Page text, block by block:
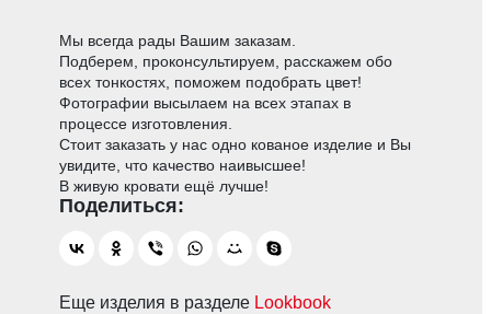
Мы всегда рады Вашим заказам.
Подберем, проконсультируем, расскажем обо
всех тонкостях, поможем подобрать цвет!
Фотографии высылаем на всех этапах в
процессе изготовления.
Стоит заказать у нас одно кованое изделие и Вы
увидите, что качество наивысшее!
В живую кровати ещё лучше!
Еще изделия в разделе Lookbook